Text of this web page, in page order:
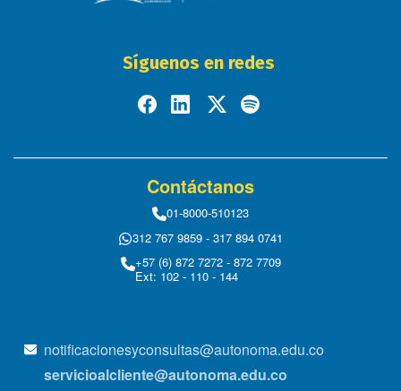
Síguenos en redes
Contáctanos
01-8000-510123
312 767 9859 - 317 894 0741
+57 (6) 872 7272 - 872 7709
Ext: 102 - 110 - 144
notificacionesyconsultas@autonoma.edu.co
servicioalcliente@autonoma.edu.co